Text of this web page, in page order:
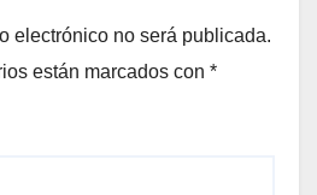
electrónico no será publicada.
están marcados con *